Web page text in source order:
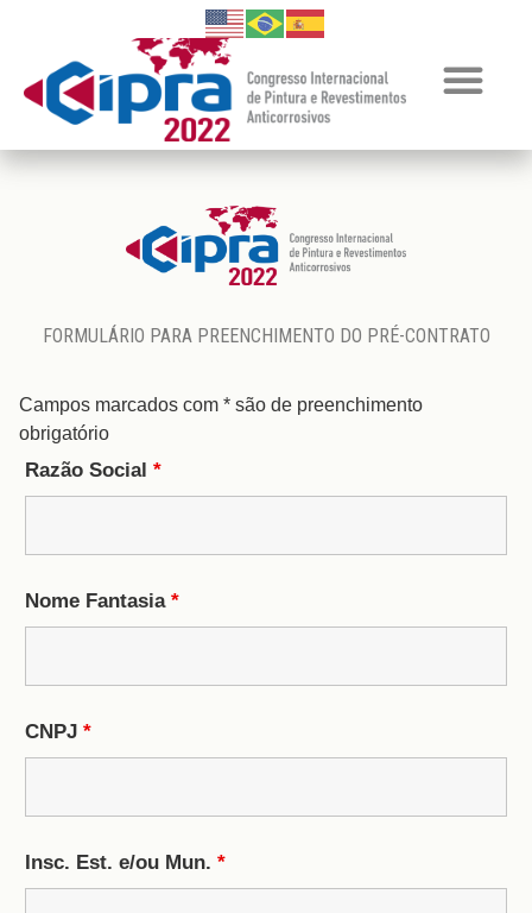
FORMULÁRIO PARA PREENCHIMENTO DO PRÉ-CONTRATO
Campos marcados com * são de preenchimento
obrigatório
Razão Social *
Nome Fantasia *
CNPJ *
Insc. Est. e/ou Mun. *